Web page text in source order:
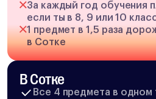
За каждый год обучения
если ты в 8, 9 или 10
1 предмет в 1,5 раза
в Сотке
В Сотке
Все 4 предмета в одном